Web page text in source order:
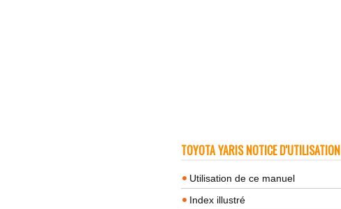
TOYOTA YARIS NOTICE D'UTILISATION
Utilisation de ce manuel
Index illustré